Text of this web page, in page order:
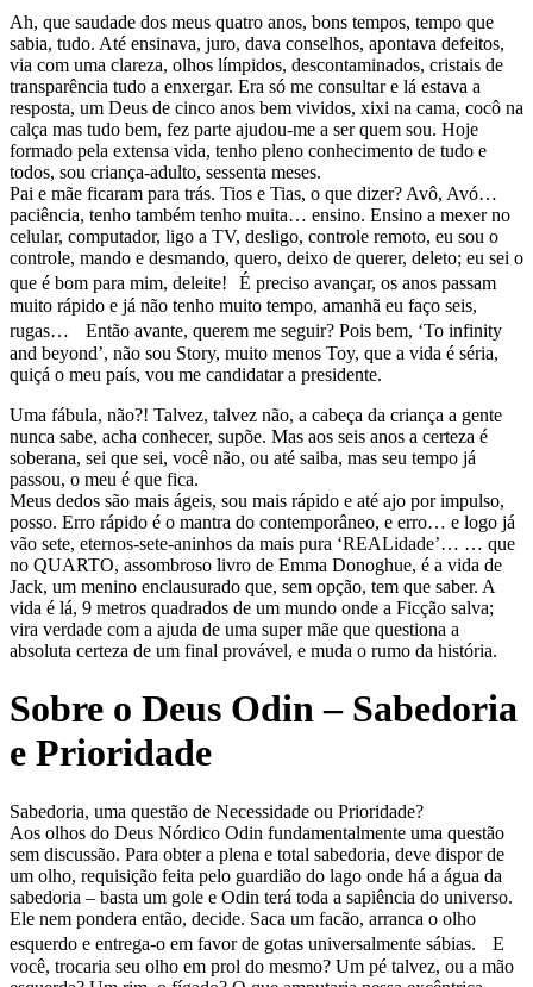
Ah, que saudade dos meus quatro anos, bons tempos, tempo que
sabia, tudo. Até ensinava, juro, dava conselhos, apontava defeitos,
via com uma clareza, olhos límpidos, descontaminados, cristais de
transparência tudo a enxergar. Era só me consultar e lá estava a
resposta, um Deus de cinco anos bem vividos, xixi na cama, cocô na
calça mas tudo bem, fez parte ajudou-me a ser quem sou. Hoje
formado pela extensa vida, tenho pleno conhecimento de tudo e
todos, sou criança-adulto, sessenta meses.
Pai e mãe ficaram para trás. Tios e Tias, o que dizer? Avô, Avó…
paciência, tenho também tenho muita… ensino. Ensino a mexer no
celular, computador, ligo a TV, desligo, controle remoto, eu sou o
controle, mando e desmando, quero, deixo de querer, deleto; eu sei o
que é bom para mim, deleite! É preciso avançar, os anos passam
muito rápido e já não tenho muito tempo, amanhã eu faço seis,
rugas… Então avante, querem me seguir? Pois bem, ‘To infinity
and beyond’, não sou Story, muito menos Toy, que a vida é séria,
quiçá o meu país, vou me candidatar a presidente.
Uma fábula, não?! Talvez, talvez não, a cabeça da criança a gente
nunca sabe, acha conhecer, supõe. Mas aos seis anos a certeza é
soberana, sei que sei, você não, ou até saiba, mas seu tempo já
passou, o meu é que fica.
Meus dedos são mais ágeis, sou mais rápido e até ajo por impulso,
posso. Erro rápido é o mantra do contemporâneo, e erro… e logo já
vão sete, eternos-sete-aninhos da mais pura ‘REALidade’… … que
no QUARTO, assombroso livro de Emma Donoghue, é a vida de
Jack, um menino enclausurado que, sem opção, tem que saber. A
vida é lá, 9 metros quadrados de um mundo onde a Ficção salva;
vira verdade com a ajuda de uma super mãe que questiona a
absoluta certeza de um final provável, e muda o rumo da história.
Sobre o Deus Odin – Sabedoria
e Prioridade
Sabedoria, uma questão de Necessidade ou Prioridade?
Aos olhos do Deus Nórdico Odin fundamentalmente uma questão
sem discussão. Para obter a plena e total sabedoria, deve dispor de
um olho, requisição feita pelo guardião do lago onde há a água da
sabedoria – basta um gole e Odin terá toda a sapiência do universo.
Ele nem pondera então, decide. Saca um facão, arranca o olho
esquerdo e entrega-o em favor de gotas universalmente sábias. E
você, trocaria seu olho em prol do mesmo? Um pé talvez, ou a mão